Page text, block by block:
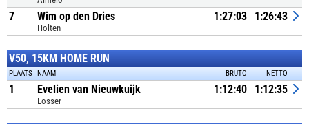
7 Wim op den Dries
Holten
1:27:03 1:26:43
V50, 15KM HOME RUN
PLAATS NAAM BRUTO NETTO
1 Evelien van Nieuwkuijk
Losser
1:12:40 1:12:35